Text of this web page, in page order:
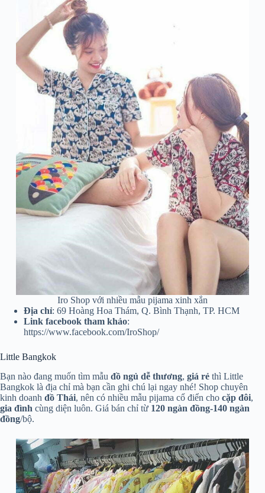
Iro Shop với nhiều mẫu pijama xinh xắn
Địa chỉ: 69 Hoàng Hoa Thám, Q. Bình Thạnh, TP. HCM
Link facebook tham khảo:
https://www.facebook.com/IroShop/
Little Bangkok
Bạn nào đang muốn tìm mẫu đồ ngủ dễ thương, giá rẻ thì Little
Bangkok là địa chỉ mà bạn cần ghi chú lại ngay nhé! Shop chuyên
kinh doanh đồ Thái, nên có nhiều mẫu pijama cổ điển cho cặp đôi,
gia đình cùng diện luôn. Giá bán chỉ từ 120 ngàn đồng-140 ngàn
đồng/bộ.